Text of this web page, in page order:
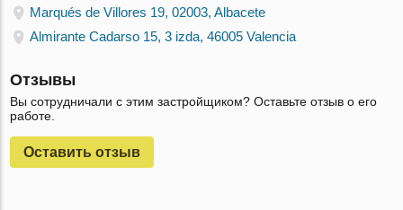
Marqués de Villores 19, 02003, Albacete
Almirante Cadarso 15, 3 izda, 46005 Valencia
Отзывы
Вы сотрудничали с этим застройщиком? Оставьте отзыв о его
работе.
Оставить отзыв